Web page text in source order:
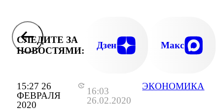
15:27 26
ФЕВРАЛЯ
2020
16:03
26.02.2020
ЭКОНОМИКА
СЛЕДИТЕ ЗА
НОВОСТЯМИ:
Дзен Макс